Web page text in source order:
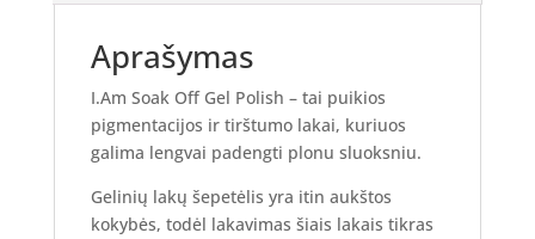
Aprašymas
I.Am Soak Off Gel Polish – tai puikios
pigmentacijos ir tirštumo lakai, kuriuos
galima lengvai padengti plonu sluoksniu.
Gelinių lakų šepetėlis yra itin aukštos
kokybės, todėl lakavimas šiais lakais tikras